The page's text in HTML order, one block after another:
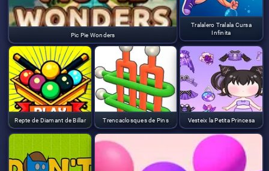
Pic Pie Wonders
Tralalero Tralala Cursa
Infinita
Repte de Diamant de Billar Trencaclosques de Pins Vesteix la Petita Princesa